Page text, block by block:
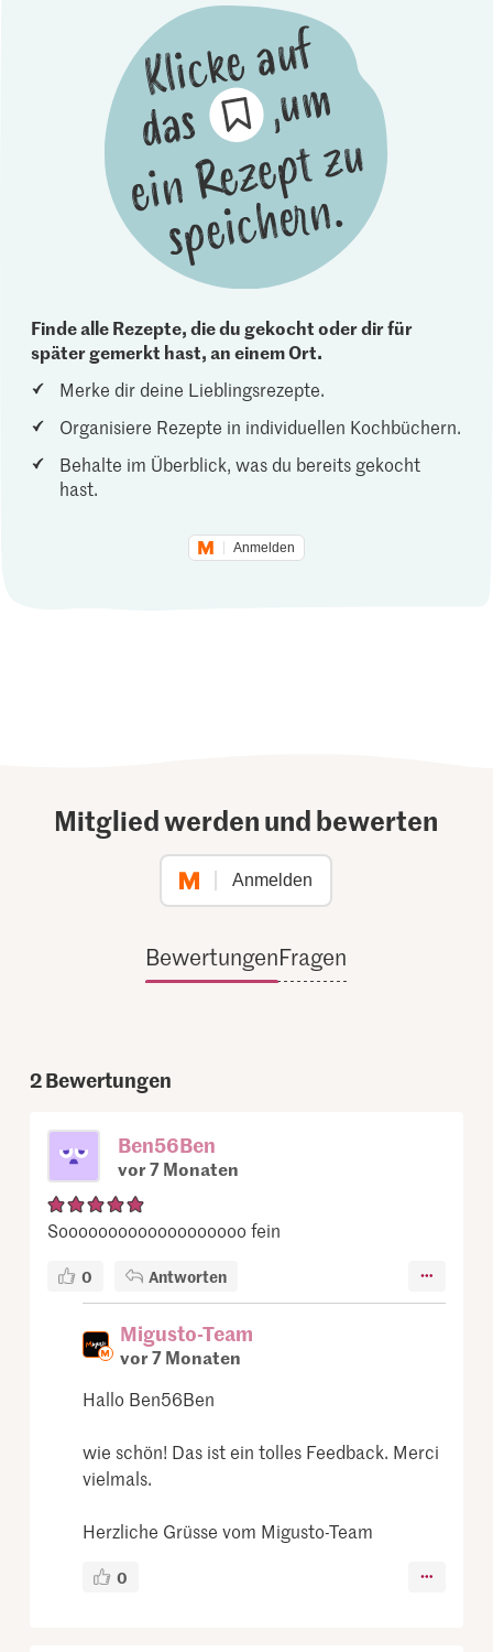
Finde alle Rezepte, die du gekocht oder dir für
später gemerkt hast, an einem Ort.
Merke dir deine Lieblingsrezepte.
Organisiere Rezepte in individuellen Kochbüchern.
Behalte im Überblick, was du bereits gekocht
hast.
Anmelden
Mitglied werden und bewerten
Anmelden
BewertungenFragen
2Bewertungen
Ben56Ben
vor 7 Monaten
Sooooooooooooooooooo fein
0 Antworten
Migusto-Team
vor 7 Monaten
Hallo Ben56Ben
wie schön! Das ist ein tolles Feedback. Merci
vielmals.
Herzliche Grüsse vom Migusto-Team
0